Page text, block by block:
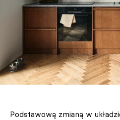
Podstawową zmianą w